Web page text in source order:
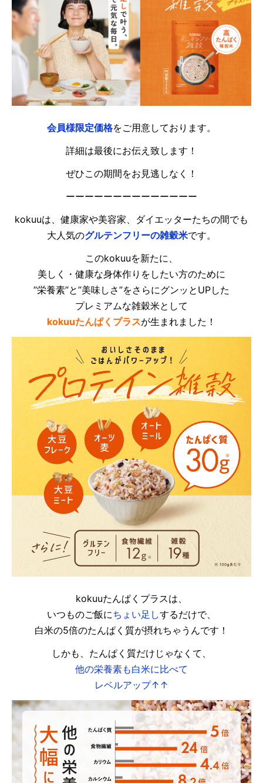
会員様限定価格をご用意しております。
詳細は最後にお伝え致します！
ぜひこの期間をお見逃しなく！
ーーーーーーーーーーーーーー
kokuuは、健康家や美容家、ダイエッターたちの間でも
大人気のグルテンフリーの雑穀米です。
このkokuuを新たに、
美しく・健康な身体作りをしたい方のために
”栄養素”と”美味しさ”をさらにグンッとUPした
プレミアムな雑穀米として
kokuuたんぱくプラスが生まれました！
kokuuたんぱくプラスは、
いつものご飯にちょい足しするだけで、
白米の5倍のたんぱく質が摂れちゃうんです！
しかも、たんぱく質だけじゃなくて、
他の栄養素も白米に比べて
レベルアップ↑↑